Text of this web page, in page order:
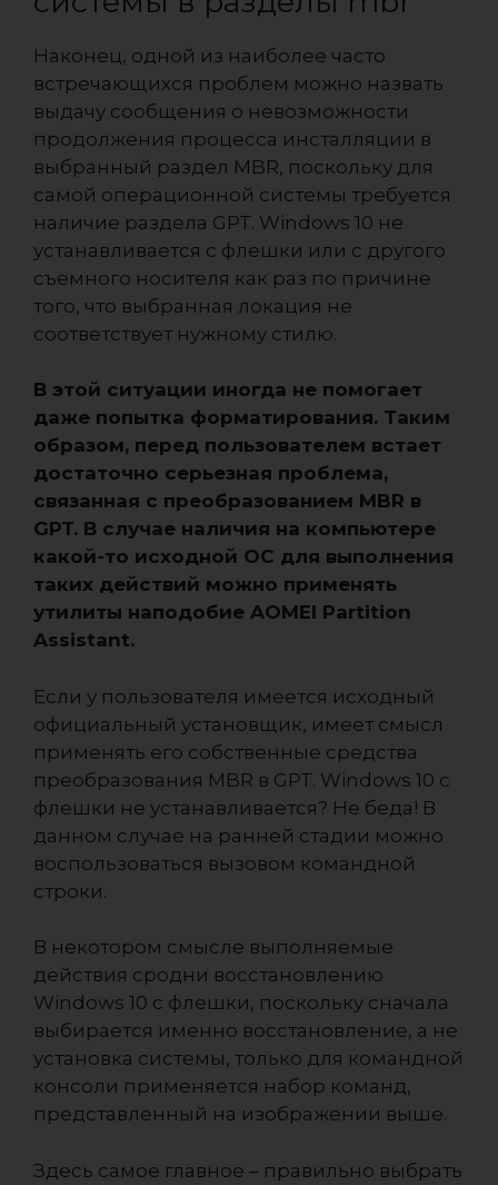
Наконец, одной из наиболее часто
встречающихся проблем можно назвать
выдачу сообщения о невозможности
продолжения процесса инсталляции в
выбранный раздел MBR, поскольку для
самой операционной системы требуется
наличие раздела GPT. Windows 10 не
устанавливается с флешки или с другого
съемного носителя как раз по причине
того, что выбранная локация не
соответствует нужному стилю.
В этой ситуации иногда не помогает
даже попытка форматирования. Таким
образом, перед пользователем встает
достаточно серьезная проблема,
связанная с преобразованием MBR в
GPT. В случае наличия на компьютере
какой-то исходной ОС для выполнения
таких действий можно применять
утилиты наподобие AOMEI Partition
Assistant.
Если у пользователя имеется исходный
официальный установщик, имеет смысл
применять его собственные средства
преобразования MBR в GPT. Windows 10 с
флешки не устанавливается? Не беда! В
данном случае на ранней стадии можно
воспользоваться вызовом командной
строки.
В некотором смысле выполняемые
действия сродни восстановлению
Windows 10 с флешки, поскольку сначала
выбирается именно восстановление, а не
установка системы, только для командной
консоли применяется набор команд,
представленный на изображении выше.
Здесь самое главное – правильно выбрать